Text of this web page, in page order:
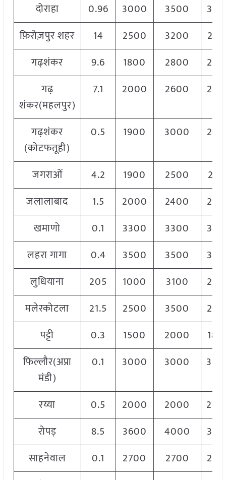
दोराहा
0.96 3000 3500
फ़िरोज़पुर शहर
14 2500 3200
गढ़शंकर
9.6 1800 2800
गढ़
शंकर(महलपुर)
7.1 2000 2600
गढ़शंकर
(कोटफतूही)
0.5 1900 3000
जगराओं 4.2 1900 2500
जलालाबाद
1.5 2000 2400
खमाणो
0.1 3300 3300
लहरा गागा
0.4 3500 3500
लुधियाना
205 1000 3100
मलेरकोटला
21.5 2500 3500
पट्टी
0.3 1500 2000
फिल्लौर(अप्रा
मंडी)
0.1 3000 3000
रय्या 0.5 2000 2000
रोपड़
8.5 3600 4000
साहनेवाल
0.1 2700 2700